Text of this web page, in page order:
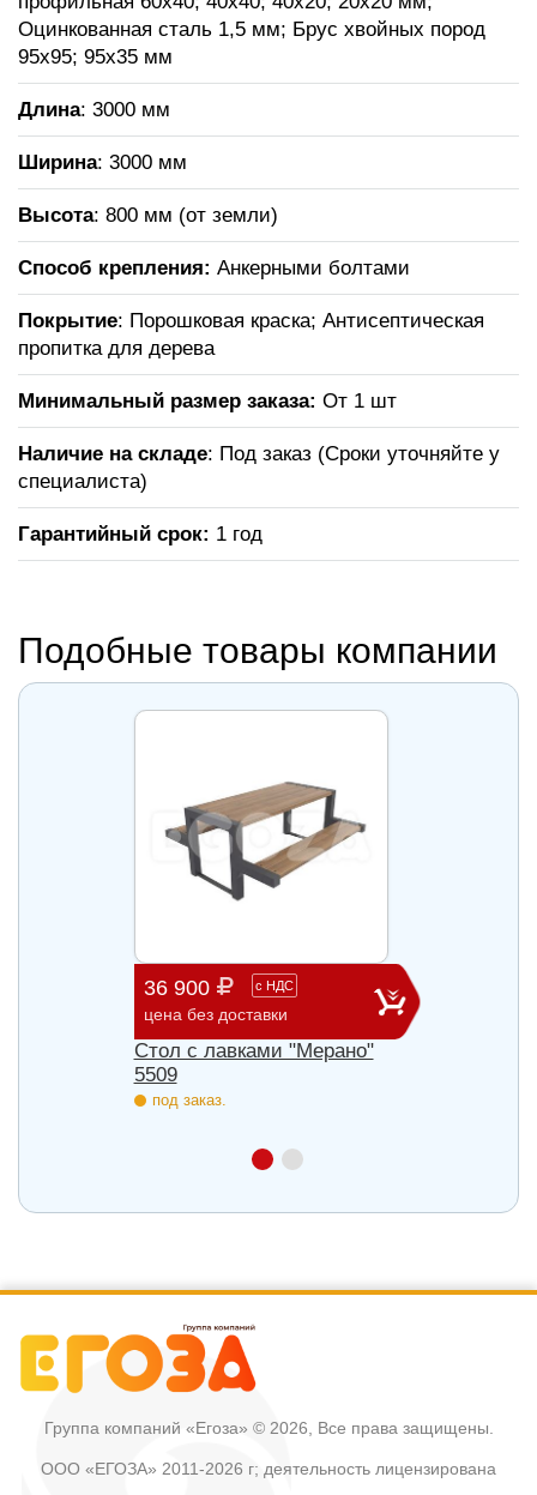
Оцинкованная сталь 1,5 мм; Брус хвойных пород
95х95; 95х35 мм
Длина: 3000 мм
Ширина: 3000 мм
Высота: 800 мм (от земли)
Способ крепления: Анкерными болтами
Покрытие: Порошковая краска; Антисептическая
пропитка для дерева
Минимальный размер заказа: От 1 шт
Наличие на складе: Под заказ (Сроки уточняйте у
специалиста)
Гарантийный срок: 1 год
Подобные товары компании
36 900 с НДС
цена без доставки
Стол с лавками "Мерано"
5509
под заказ.
Группа компаний «Егоза» © 2026, Все права защищены.
ООО «ЕГОЗА» 2011-2026 г; деятельность лицензирована